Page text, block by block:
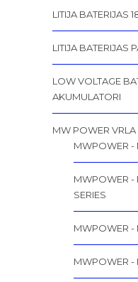
LITIJA BATERIJAS
LITIJA BATERIJAS
LOW VOLTAGE
AKUMULATORI
MW POWER VRLA
MWPOWER -
MWPOWER -
SERIES
MWPOWER -
MWPOWER -